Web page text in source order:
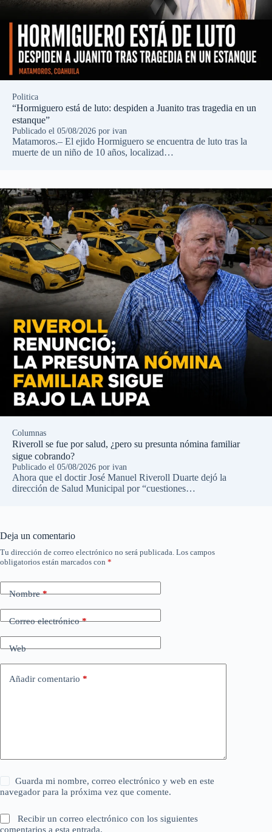
Politica
“Hormiguero está de luto: despiden a Juanito tras tragedia en un
estanque”
Publicado el 05/08/2026 por ivan
Matamoros.– El ejido Hormiguero se encuentra de luto tras la
muerte de un niño de 10 años, localizad…
Columnas
Riveroll se fue por salud, ¿pero su presunta nómina familiar
sigue cobrando?
Publicado el 05/08/2026 por ivan
Ahora que el doctir José Manuel Riveroll Duarte dejó la
dirección de Salud Municipal por “cuestiones…
Deja un comentario
Tu dirección de correo electrónico no será publicada. Los campos
obligatorios están marcados con *
Nombre*
Correo electrónico*
Web
Añadir comentario *
Guarda mi nombre, correo electrónico y web en este
navegador para la próxima vez que comente.
Recibir un correo electrónico con los siguientes
comentarios a esta entrada.